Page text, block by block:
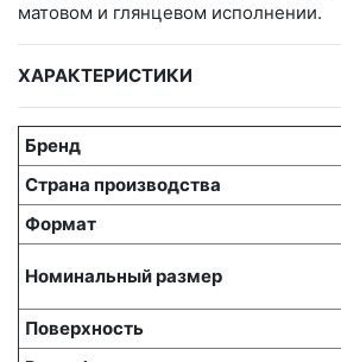
матовом и глянцевом исполнении.
ХАРАКТЕРИСТИКИ
Бренд
Страна производства
Формат
Номинальный размер
Поверхность